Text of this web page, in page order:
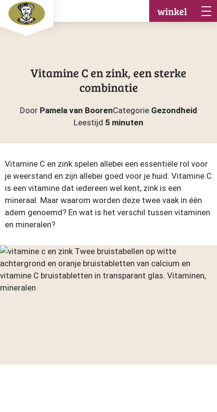
winkel
Vitamine C en zink, een sterke
combinatie
Door Pamela van BoorenCategorie Gezondheid
Leestijd 5 minuten
Vitamine C en zink spelen allebei een essentiële rol voor
je weerstand en zijn allebei goed voor je huid. Vitamine C
is een vitamine dat iedereen wel kent, zink is een
mineraal. Maar waarom worden deze twee vaak in één
adem genoemd? En wat is het verschil tussen vitaminen
en mineralen?